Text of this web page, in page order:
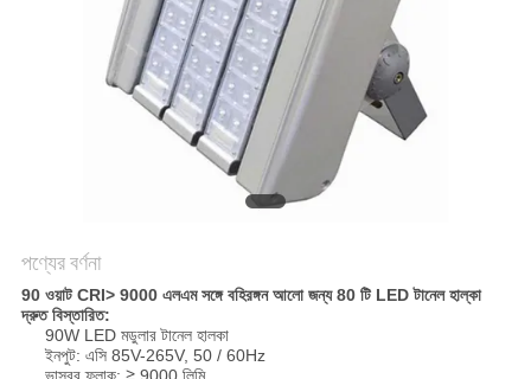
PRIVACY
পণ্যের বর্ণনা
90 ওয়াট CRI> 9000 এলএম সঙ্গে বহিরঙ্গন আলো জন্য 80 টি LED টানেল হাল্কা
দ্রুত বিস্তারিত:
90W LED মডুলার টানেল হালকা
ইনপুট: এসি 85V-265V, 50 / 60Hz